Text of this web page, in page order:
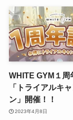
WHITE GYM１周
「トライアルキ
ン」開催！！
2023年4月8日